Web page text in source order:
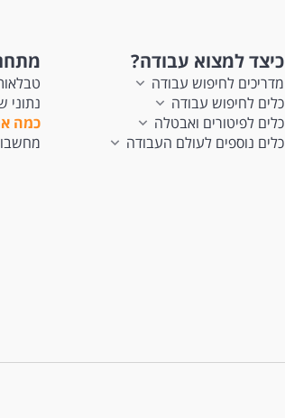
כיצד למצוא עבודה?
מדריכים לחיפוש עבודה
כלים לחיפוש עבודה
כלים לפיטורים ואבטלה
כלים נוספים לעולם העבודה
נתוני
כמה